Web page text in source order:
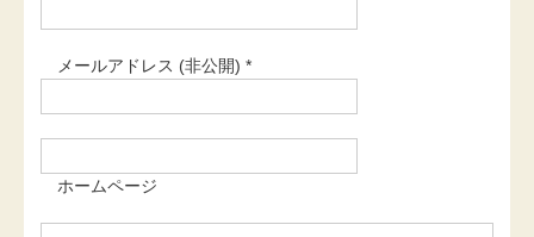
メールアドレス (非公開) *
ホームページ